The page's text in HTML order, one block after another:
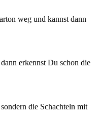
weg und kannst dann
erkennst Du schon die
die Schachteln mit